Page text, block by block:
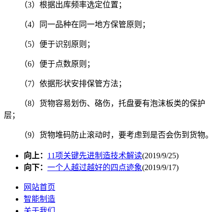
（3）根据出库频率选定位置；
（4）同一品种在同一地方保管原则；
（5）便于识别原则；
（6）便于点数原则；
（7）依据形状安排保管方法；
（8）货物容易划伤、硌伤，托盘要有泡沫板类的保护
层；
（9）货物堆码防止滚动时，要考虑到是否会伤到货物。
向上： 11项关键先进制造技术解读(2019/9/25)
向下： 一个人越过越好的四点迹象(2019/9/17)
网站首页
智能制造